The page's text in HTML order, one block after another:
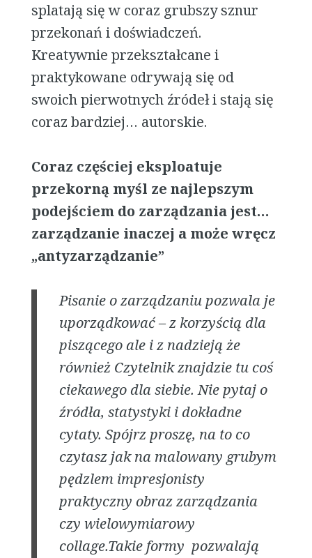
splatają się w coraz grubszy sznur
przekonań i doświadczeń.
Kreatywnie przekształcane i
praktykowane odrywają się od
swoich pierwotnych źródeł i stają się
coraz bardziej… autorskie.
Coraz częściej eksploatuje
przekorną myśl ze najlepszym
podejściem do zarządzania jest…
zarządzanie inaczej a może wręcz
„antyzarządzanie”
Pisanie o zarządzaniu pozwala je
uporządkować – z korzyścią dla
piszącego ale i z nadzieją że
również Czytelnik znajdzie tu coś
ciekawego dla siebie. Nie pytaj o
źródła, statystyki i dokładne
cytaty. Spójrz proszę, na to co
czytasz jak na malowany grubym
pędzlem impresjonisty
praktyczny obraz zarządzania
czy wielowymiarowy
collage.Takie formy pozwalają